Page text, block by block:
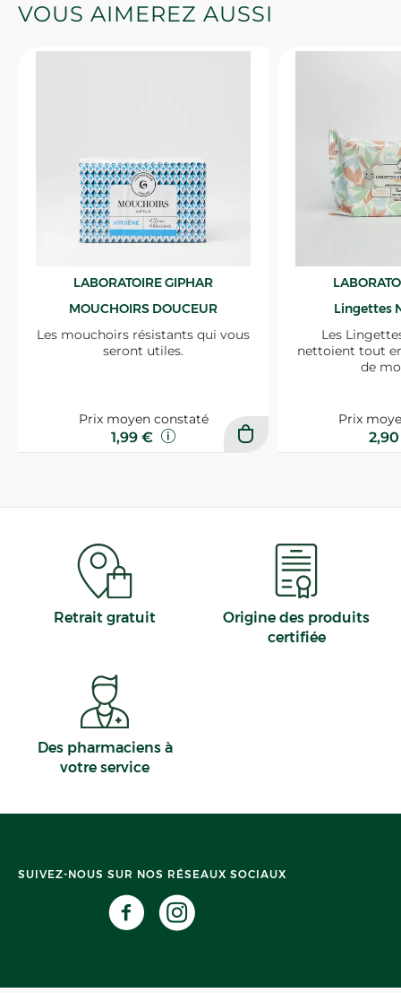
VOUS AIMEREZ AUSSI
LABORATOIRE GIPHAR
MOUCHOIRS DOUCEUR
Les mouchoirs résistants qui vous
seront utiles.
Prix moyen constaté
1,99 €
Lingettes
Les
nettoient tout
de
Prix
Retrait gratuit
Origine des produits
certifiée
Des pharmaciens à
votre service
SUIVEZ-NOUS SUR NOS RÉSEAUX SOCIAUX